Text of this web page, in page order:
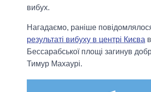
вибух.
Нагадаємо, раніше
результаті вибуху в центрі Києва
Бессарабської площі загинув
Тимур Махаурі.